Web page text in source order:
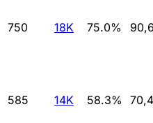
750 18K 75.0%
585 14K 58.3%